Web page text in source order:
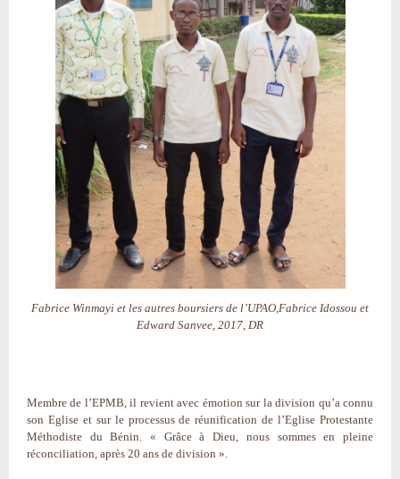
Fabrice Winmayi et les autres boursiers de l’UPAO,Fabrice Idossou et
Edward Sanvee, 2017, DR
Membre de l’EPMB, il revient avec émotion sur la division qu’a connu
son Eglise et sur le processus de réunification de l’Eglise Protestante
Méthodiste du Bénin. « Grâce à Dieu, nous sommes en pleine
réconciliation, après 20 ans de division ».